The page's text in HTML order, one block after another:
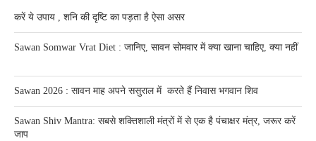
करें ये उपाय , शनि की दृष्टि का पड़ता है ऐसा असर
Sawan Somwar Vrat Diet : जानिए, सावन सोमवार में क्या खाना चाहिए, क्या नहीं
Sawan 2026 : सावन माह अपने ससुराल में करते हैं निवास भगवान शिव
Sawan Shiv Mantra: सबसे शक्तिशाली मंत्रों में से एक है पंचाक्षर मंत्र, जरूर करें
जाप